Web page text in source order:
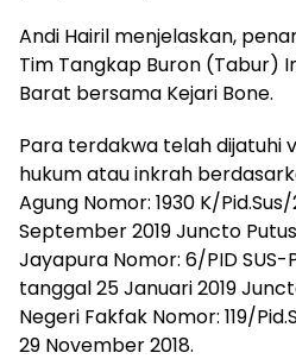
Andi Hairil menjelaskan,
Tim Tangkap Buron (Tabur)
Barat bersama Kejari Bone.
Para terdakwa telah dijatuhi
hukum atau inkrah
Agung Nomor: 1930 K/
September 2019 Juncto
Jayapura Nomor: 6/PID SUS-
tanggal 25 Januari 2019
Negeri Fakfak Nomor: 119/
29 November 2018.